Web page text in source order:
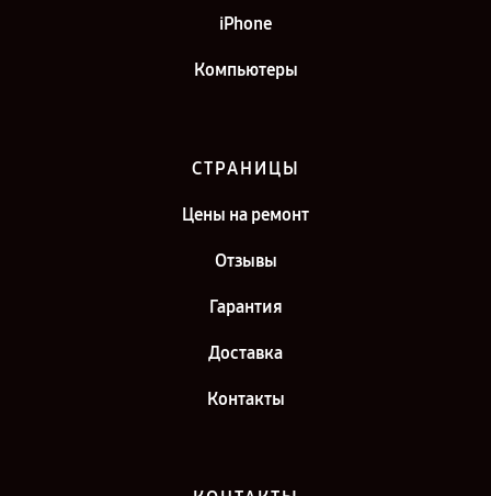
iPhone
Компьютеры
СТРАНИЦЫ
Цены на ремонт
Отзывы
Гарантия
Доставка
Контакты